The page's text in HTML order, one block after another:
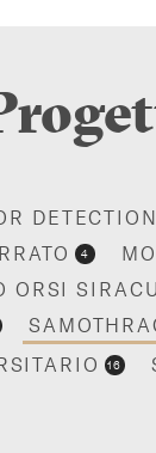
DETECTION
4
ORSI
16